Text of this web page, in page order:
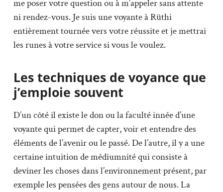
me poser votre question ou à m’appeler sans attente
ni rendez-vous. Je suis une voyante à Rüthi
entièrement tournée vers votre réussite et je mettrai
les runes à votre service si vous le voulez.
Les techniques de voyance que
j’emploie souvent
D’un côté il existe le don ou la faculté innée d’une
voyante qui permet de capter, voir et entendre des
éléments de l’avenir ou le passé. De l’autre, il y a une
certaine intuition de médiumnité qui consiste à
deviner les choses dans l’environnement présent, par
exemple les pensées des gens autour de nous. La